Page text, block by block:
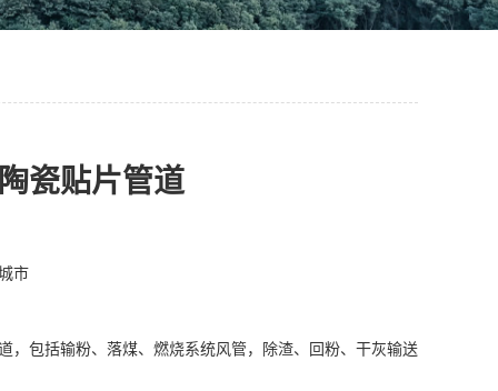
瓷贴片管道
市
，包括输粉、落煤、燃烧系统风管，除渣、回粉、干灰输送